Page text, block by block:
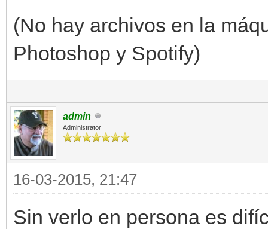
(No hay archivos en la
Photoshop y Spotify)
admin
Administrator
16-03-2015, 21:47
Sin verlo en persona es